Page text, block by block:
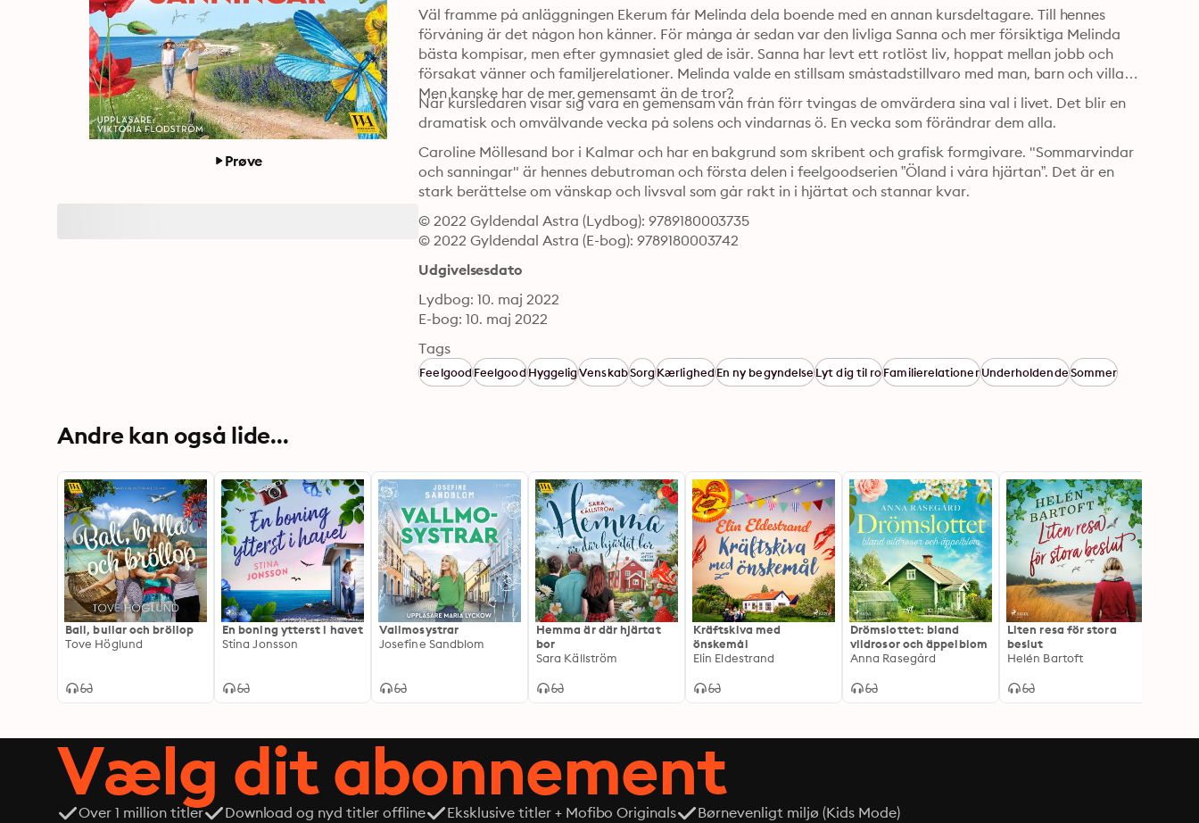
Prøve
Väl framme på anläggningen Ekerum får Melinda dela boende med en annan kursdeltagare. Till hennes
förvåning är det någon hon känner. För många år sedan var den livliga Sanna och mer försiktiga Melinda
bästa kompisar, men efter gymnasiet gled de isär. Sanna har levt ett rotlöst liv, hoppat mellan jobb och
försakat vänner och familjerelationer. Melinda valde en stillsam småstadstillvaro med man, barn och villa.
När kursledaren visar sig vara en gemensam vän från förr tvingas de omvärdera sina val i livet. Det blir en
dramatisk och omvälvande vecka på solens och vindarnas ö. En vecka som förändrar dem alla.
Caroline Möllesand bor i Kalmar och har en bakgrund som skribent och grafisk formgivare. "Sommarvindar
och sanningar" är hennes debutroman och första delen i feelgoodserien ”Öland i våra hjärtan”. Det är en
stark berättelse om vänskap och livsval som går rakt in i hjärtat och stannar kvar.
© 2022 Gyldendal Astra (Lydbog): 9789180003735
© 2022 Gyldendal Astra (E-bog): 9789180003742
Udgivelsesdato
Lydbog: 10. maj 2022
E-bog: 10. maj 2022
Tags
FeelgoodFeelgoodHyggeligVenskabSorgKærlighedEn ny begyndelseLyt dig til roFamilierelationerUnderholdendeSommer
Andre kan også lide...
Bali, bullar och bröllop
Tove Höglund
En boning ytterst i havet
Stina Jonsson
Vallmosystrar
Josefine Sandblom
Hemma är där hjärtat
bor
Sara Källström
Kräftskiva med
önskemål
Elin Eldestrand
Drömslottet: bland
vildrosor och äppelblom
Anna Rasegård
Liten resa för stora
beslut
Helén Bartoft
Vælg dit abonnement
Over 1 million titler Download og nyd titler offline Eksklusive titler + Mofibo Originals
Børnevenligt miljø (Kids Mode)